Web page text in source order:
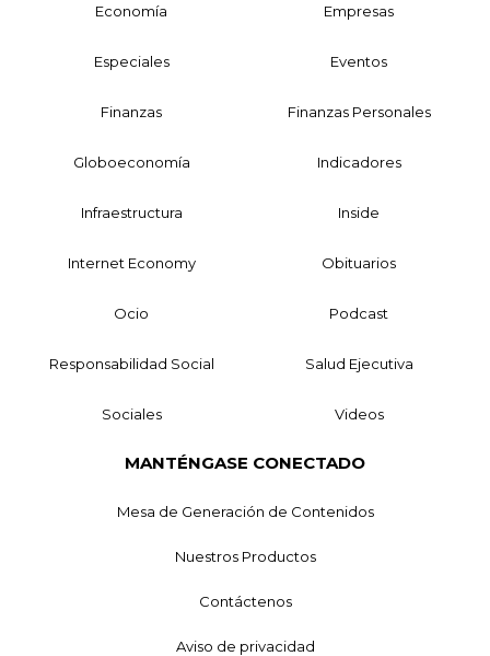
Economía Empresas
Especiales Eventos
Finanzas Finanzas Personales
Globoeconomía Indicadores
Infraestructura Inside
Internet Economy Obituarios
Ocio Podcast
Responsabilidad Social Salud Ejecutiva
Sociales Videos
MANTÉNGASE CONECTADO
Mesa de Generación de Contenidos
Nuestros Productos
Contáctenos
Aviso de privacidad